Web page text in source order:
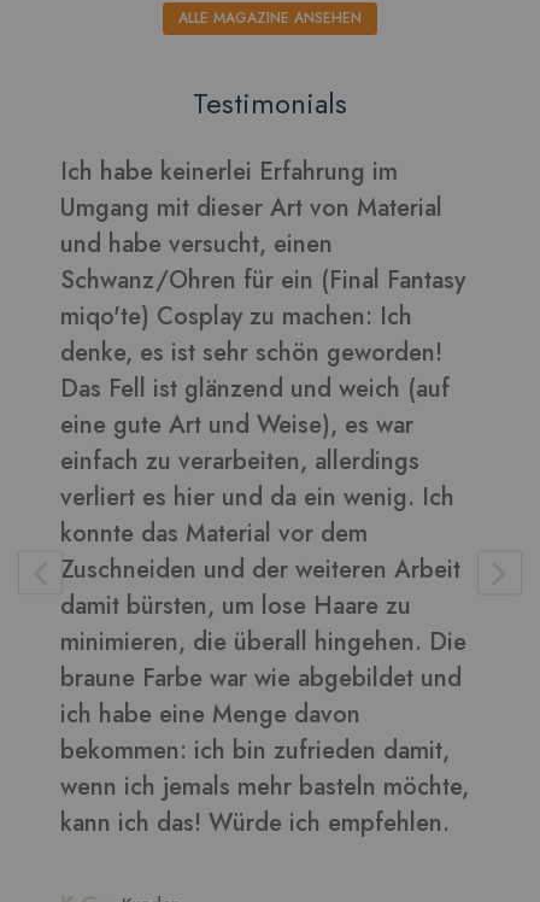
ALLE MAGAZINE ANSEHEN
Testimonials
Ich habe keinerlei Erfahrung im
Umgang mit dieser Art von Material
und habe versucht, einen
Schwanz/Ohren für ein (Final Fantasy
miqo'te) Cosplay zu machen: Ich
denke, es ist sehr schön geworden!
Das Fell ist glänzend und weich (auf
eine gute Art und Weise), es war
einfach zu verarbeiten, allerdings
verliert es hier und da ein wenig. Ich
konnte das Material vor dem
Zuschneiden und der weiteren Arbeit
damit bürsten, um lose Haare zu
minimieren, die überall hingehen. Die
braune Farbe war wie abgebildet und
ich habe eine Menge davon
bekommen: ich bin zufrieden damit,
wenn ich jemals mehr basteln möchte,
kann ich das! Würde ich empfehlen.